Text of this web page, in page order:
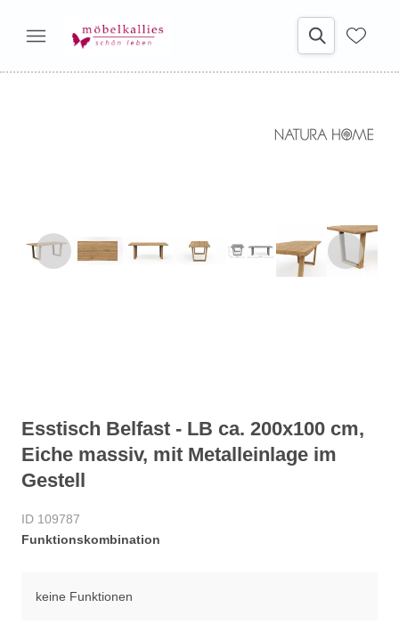
Esstisch Belfast - LB ca. 200x100 cm,
Eiche massiv, mit Metalleinlage im
Gestell
ID 109787
Funktionskombination
keine Funktionen